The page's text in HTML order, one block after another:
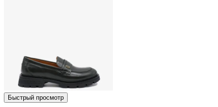
Быстрый просмотр